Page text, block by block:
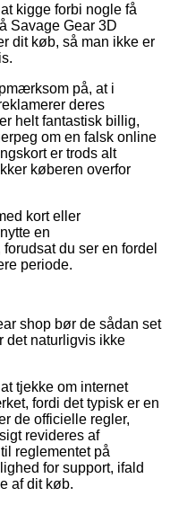
kigge forbi nogle få
Savage Gear 3D
dit køb, så man ikke er
på, at i
deres
helt fantastisk billig,
om en falsk online
er trods alt
køberen overfor
kort eller
en
du ser en fordel
periode.
shop bør de sådan set
det naturligvis ikke
tjekke om internet
fordi det typisk er en
de officielle regler,
revideres af
reglementet på
for support, ifald
af dit køb.